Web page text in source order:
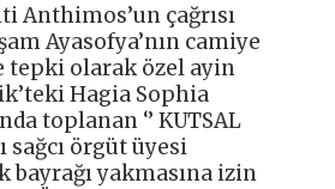
Anthimos’un çağrısı
Ayasofya’nın camiye
tepki olarak özel ayin
Hagia Sophia
toplanan ‘’ KUTSAL
sağcı örgüt üyesi
yakmasına izin